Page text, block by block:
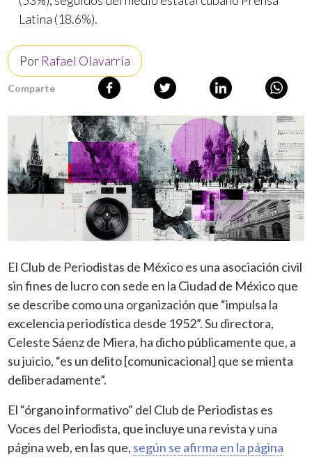
Latina (18.6%).
Por Rafael Olavarría
Comparte
El Club de Periodistas de México es una asociación civil
sin fines de lucro con sede en la Ciudad de México que
se describe como una organización que “impulsa la
excelencia periodística desde 1952”. Su directora,
Celeste Sáenz de Miera, ha dicho públicamente que, a
su juicio, “es un delito [comunicacional] que se mienta
deliberadamente”.
El “órgano informativo" del Club de Periodistas es
Voces del Periodista, que incluye una revista y una
página web, en las que, según se afirma en la página